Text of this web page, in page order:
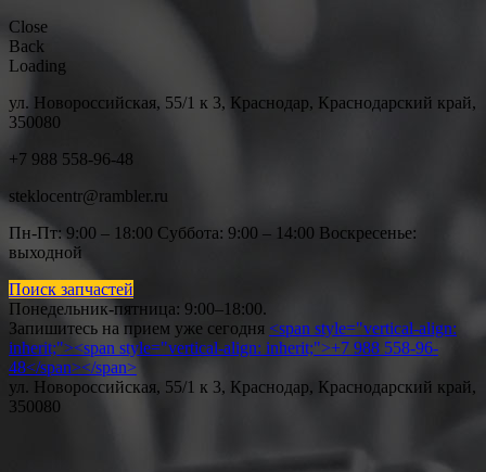
Close
Back
Loading
ул. Новороссийская, 55/1 к 3, Краснодар, Краснодарский край,
350080
+7 988 558-96-48
steklocentr@rambler.ru
Пн-Пт: 9:00 – 18:00 Суббота: 9:00 – 14:00 Воскресенье:
выходной
Поиск запчастей
Понедельник-пятница: 9:00–18:00.
Запишитесь на прием уже сегодня <span style="vertical-align:
inherit;"><span style="vertical-align: inherit;">+7 988 558-96-
48</span></span>
ул. Новороссийская, 55/1 к 3, Краснодар, Краснодарский край,
350080